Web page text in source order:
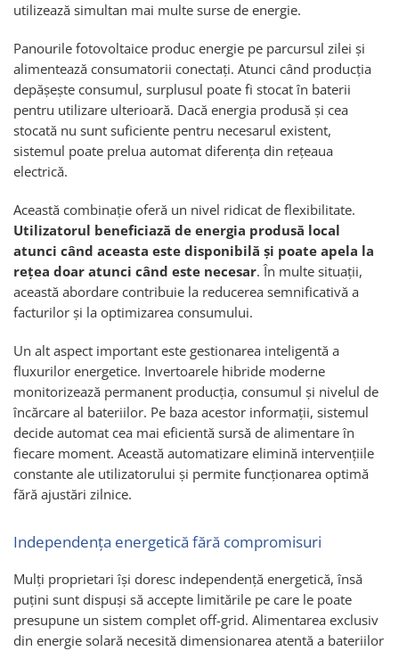
utilizează simultan mai multe surse de energie.
Panourile fotovoltaice produc energie pe parcursul zilei și
alimentează consumatorii conectați. Atunci când producția
depășește consumul, surplusul poate fi stocat în baterii
pentru utilizare ulterioară. Dacă energia produsă și cea
stocată nu sunt suficiente pentru necesarul existent,
sistemul poate prelua automat diferența din rețeaua
electrică.
Această combinație oferă un nivel ridicat de flexibilitate.
Utilizatorul beneficiază de energia produsă local
atunci când aceasta este disponibilă și poate apela la
rețea doar atunci când este necesar. În multe situații,
această abordare contribuie la reducerea semnificativă a
facturilor și la optimizarea consumului.
Un alt aspect important este gestionarea inteligentă a
fluxurilor energetice. Invertoarele hibride moderne
monitorizează permanent producția, consumul și nivelul de
încărcare al bateriilor. Pe baza acestor informații, sistemul
decide automat cea mai eficientă sursă de alimentare în
fiecare moment. Această automatizare elimină intervențiile
constante ale utilizatorului și permite funcționarea optimă
fără ajustări zilnice.
Independența energetică fără compromisuri
Mulți proprietari își doresc independență energetică, însă
puțini sunt dispuși să accepte limitările pe care le poate
presupune un sistem complet off-grid. Alimentarea exclusiv
din energie solară necesită dimensionarea atentă a bateriilor